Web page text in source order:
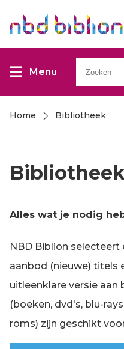
en
naar
de
en
naar
de
Menu
Home Bibliotheek
Alles wat je nodig
NBD Biblion selecteert
aanbod (nieuwe) titels
uitleenklare versie aan
(boeken, dvd's, blu-
roms) zijn geschikt